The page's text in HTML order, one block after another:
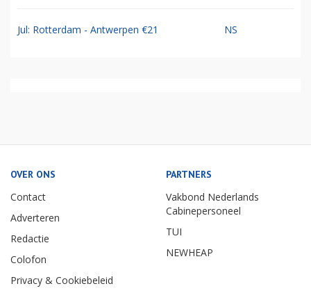
Jul: Rotterdam - Antwerpen €21 NS
OVER ONS
Contact
Adverteren
Redactie
Colofon
Privacy & Cookiebeleid
PARTNERS
Vakbond Nederlands
Cabinepersoneel
TUI
NEWHEAP